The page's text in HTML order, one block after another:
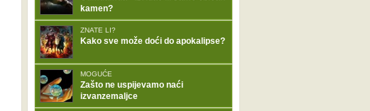
kamen?
ZNATE LI?
Kako sve može doći do apokalipse?
MOGUĆE
Zašto ne uspijevamo naći
izvanzemaljce